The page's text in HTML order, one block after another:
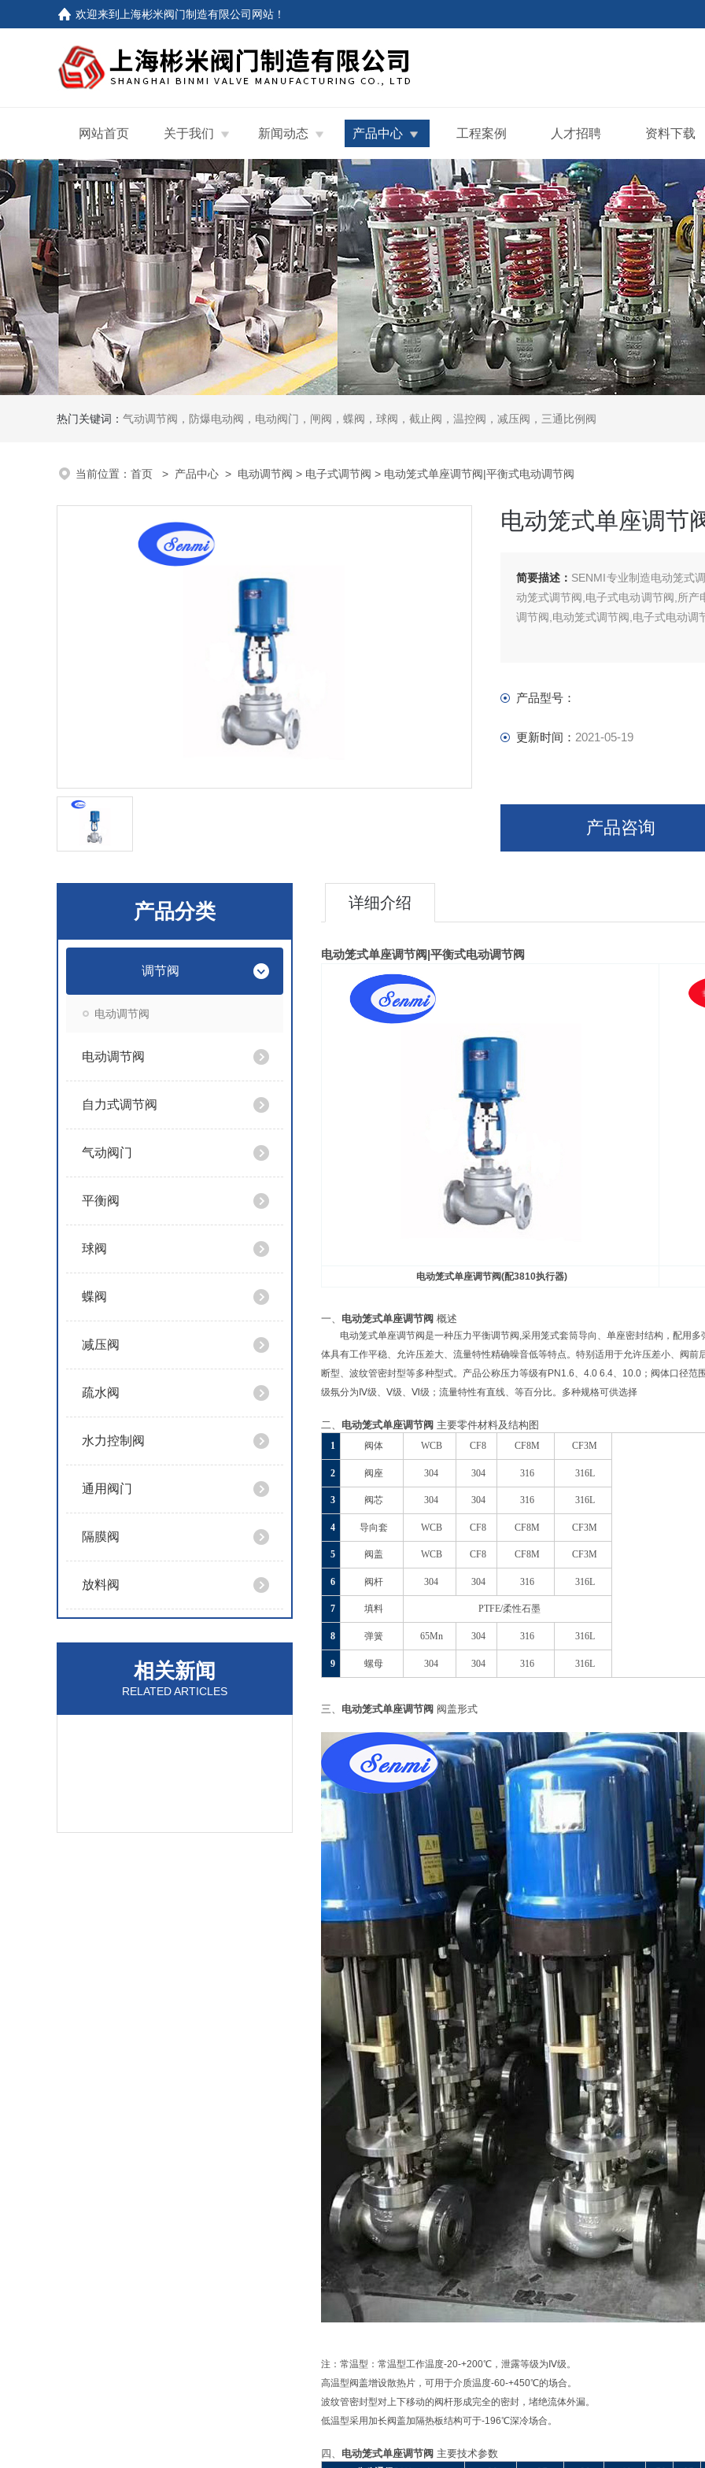
欢迎来到 上海彬米阀门制造有限公司网站 ！
网站首页 关于我们 新闻动态 产品中心 工程案例 人才招聘 资料下载
热门关键词： 气动调节阀，防爆电动阀，电动阀门，闸阀，蝶阀，球阀，截止阀，温控阀，减压阀，三通比例阀
当前位置： 首页 > 产品中心 > 电动调节阀 > 电子式调节阀 > 电动笼式单座调节阀|平衡式电动调节阀
电动笼式单座调节
简要描述： SENMI专业制造电动笼式
动笼式调节阀,电子式电动调节阀,所
调节阀,电动笼式调节阀,电子式电动
产品型号：
更新时间： 2021-05-19
产品咨询
产品分类
调节阀
电动调节阀
电动调节阀
自力式调节阀
气动阀门
平衡阀
球阀
蝶阀
减压阀
疏水阀
水力控制阀
通用阀门
隔膜阀
放料阀
相关新闻
RELATED ARTICLES
详细介绍
电动笼式单座调节阀|平衡式电动调节阀
电动笼式单座调节阀(配3810执行器)
一、 电动笼式单座调节阀 概述
电动笼式单座调节阀是一种压力平衡调节阀,采用笼式套筒导向、单座密封结构，配用多
体具有工作平稳、允许压差大、流量特性精确噪音低等特点。特别适用于允许压差小、阀
断型、波纹管密封型等多种型式。产品公称压力等级有PN1.6、4.0 6.4、10.0；阀体口径
级氛分为Ⅳ级、Ⅴ级、Ⅵ级；流量特性有直线、等百分比。多种规格可供选择
二、 电动笼式单座调节阀 主要零件材料及结构图
1 阀体 WCB CF8 CF8M CF3M
2 阀座 304 304 316 316L
3 阀芯 304 304 316 316L
4 导向套 WCB CF8 CF8M CF3M
5 阀盖 WCB CF8 CF8M CF3M
6 阀杆 304 304 316 316L
7 填料 PTFE/柔性石墨
8 弹簧 65Mn 304 316 316L
9 螺母 304 304 316 316L
三、 电动笼式单座调节阀 阀盖形式
注：常温型：常温型工作温度-20-+200℃，泄露等级为Ⅳ级。
高温型阀盖增设散热片，可用于介质温度-60-+450℃的场合。
波纹管密封型对上下移动的阀杆形成完全的密封，堵绝流体外漏。
低温型采用加长阀盖加隔热板结构可于-196℃深冷场合。
四、 电动笼式单座调节阀 主要技术参数